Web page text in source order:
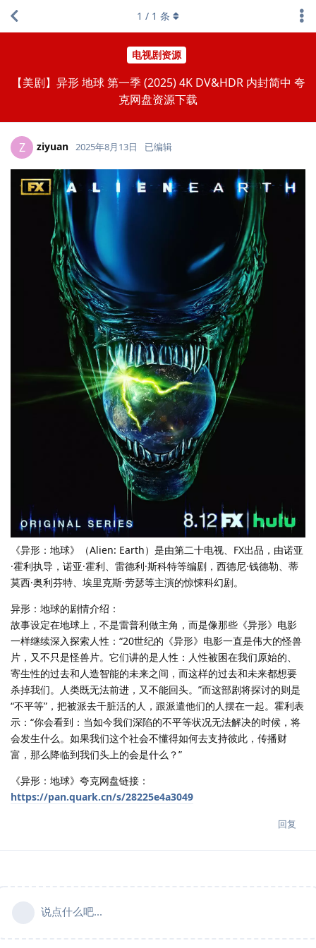
电视剧资源
【美剧】异形 地球 第一季 (2025) 4K DV&HDR 内封简中 夸
克网盘资源下载
1 / 1 条
Z ziyuan 2025年8月13日 已编辑
《异形：地球》（Alien: Earth）是由第二十电视、FX出品，由诺亚
·霍利执导，诺亚·霍利、雷德利·斯科特等编剧，西德尼·钱德勒、蒂
莫西·奥利芬特、埃里克斯·劳瑟等主演的惊悚科幻剧。
异形：地球的剧情介绍：
故事设定在地球上，不是雷普利做主角，而是像那些《异形》电影
一样继续深入探索人性：“20世纪的《异形》电影一直是伟大的怪兽
片，又不只是怪兽片。它们讲的是人性：人性被困在我们原始的、
寄生性的过去和人造智能的未来之间，而这样的过去和未来都想要
杀掉我们。人类既无法前进，又不能回头。”而这部剧将探讨的则是
“不平等”，把被派去干脏活的人，跟派遣他们的人摆在一起。霍利表
示：“你会看到：当如今我们深陷的不平等状况无法解决的时候，将
会发生什么。如果我们这个社会不懂得如何去支持彼此，传播财
富，那么降临到我们头上的会是什么？”
《异形：地球》夸克网盘链接：
https://pan.quark.cn/s/28225e4a3049
回复
说点什么吧...